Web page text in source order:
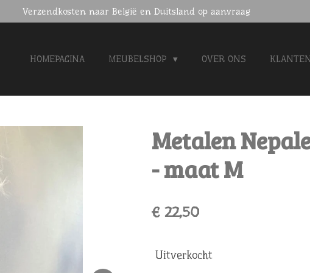
Verzendkosten naar België en Duitsland op aanvraag
HOMEPAGINA MEUBELSHOP OVER ONS
Metalen
- maat M
€ 22,50
Uitverkocht